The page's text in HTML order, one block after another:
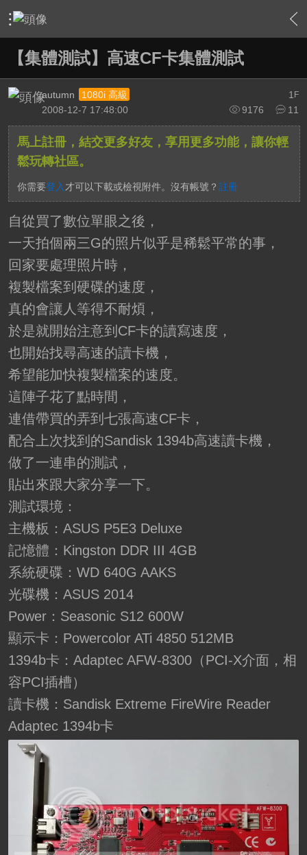
› 軟硬體相關技術 › HTPC 相關軟硬體技術及運用 › 內容
【集體測試】高速CF卡集體測試
1 F
autumn
1080i 高級
9176
11
2008-12-7 17:48:00
馬上註冊，結交更多好友，享用更多功能，讓你輕
鬆玩轉社區。
你需要登入 才可以下載或檢視附件。沒有帳號？ 註冊
自從買了數位單眼之後，
一天拍個兩三G的照片似乎是稀鬆平常的事，
回家要處理照片時，
複製檔案到硬碟的速度，
真的會讓人等得不耐煩，
於是就開始注意到CF卡的讀寫速度，
也開始找尋高速的讀卡機，
希望能加快複製檔案的速度。
這陣子花了點時間，
連借帶買的弄到七張高速CF卡，
配合上次找到的Sandisk 1394b高速讀卡機，
做了一連串的測試，
貼出來跟大家分享一下。
測試環境：
主機板：ASUS P5E3 Deluxe
記憶體：Kingston DDR III 4GB
系統硬碟：WD 640G AAKS
光碟機：ASUS 2014
Power：Seasonic S12 600W
顯示卡：Powercolor ATi 4850 512MB
1394b卡：Adaptec AFW-8300（PCI-X介面，相
容PCI插槽）
讀卡機：Sandisk Extreme FireWire Reader
Adaptec 1394b卡